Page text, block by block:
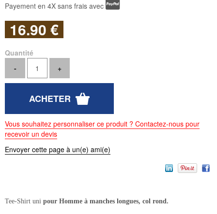
Payement en 4X sans frais avec
16.90 €
Quantité
Vous souhaitez personnaliser ce produit ? Contactez-nous pour
recevoir un devis
Envoyer cette page à un(e) ami(e)
Tee-Shirt uni pour Homme à manches longues, col rond.